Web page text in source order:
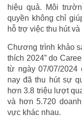
hiệu quả. Môi
quyền không chỉ
hỗ trợ việc thu hút
Chương trình khảo
thích 2024” do
từ ngày 07/07/2024
nay đã thu hút sự
hơn 3.8 triệu lượt
và hơn 5.720
vực khác nhau.